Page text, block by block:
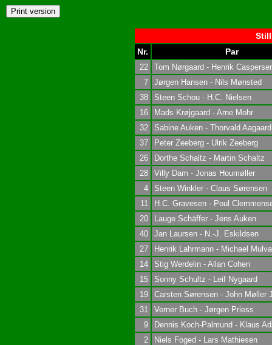
Nr.
Par
22
Tom Nørgaard - Henrik
7
Jørgen Hansen - Nils Mønsted
38
Steen Schou - H.C. Nielsen
16
Mads Krøjgaard - Arne Mohr
32
Sabine Auken - Thorvald Aagaard
37
Peter Zeeberg - Ulrik Zeeberg
26
Dorthe Schaltz - Martin Schaltz
28
Villy Dam - Jonas Houmøller
4
Steen Winkler - Claus Sørensen
11
H.C. Gravesen - Poul
20
Lauge Schäffer - Jens Auken
40
Jan Laursen - N.-J. Eskildsen
27
Henrik Lahrmann - Michael
14
Stig Werdelin - Allan Cohen
15
Sonny Schultz - Leif Nygaard
19
Carsten Sørensen - John Møller
31
Verner Buch - Jørgen Priess
9
Dennis Koch-Palmund - Klaus
2
Niels Foged - Lars Mathiesen